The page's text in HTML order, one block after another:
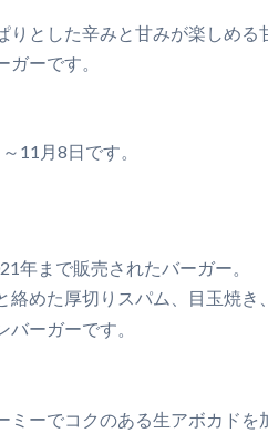
りとした辛みと甘みが楽しめ
ーです。
11月8日です。
年まで販売されたバーガー。
めた厚切りスパム、目玉焼き
ーガーです。
ミーでコクのある生アボカド